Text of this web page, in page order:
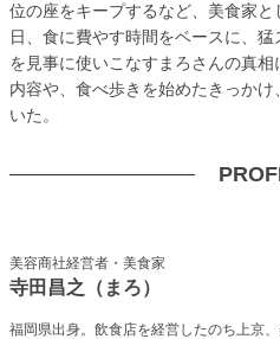
位の座をキープするなど、美食家
日、食に費やす時間をベースに、
を見事に使いこなすまろさんの真
内容や、食べ歩きを始めたきっか
いた。
美容商社経営者・美食家
寺田昌之（まろ）
福岡県出身。飲食店を経営したのち上京